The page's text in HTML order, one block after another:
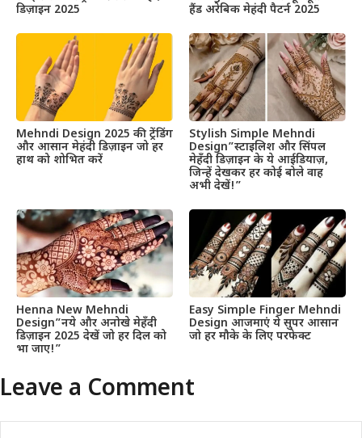
डिज़ाइन 2025
हैंड अरेबिक मेहंदी पैटर्न 2025
Mehndi Design 2025 की ट्रेंडिंग
और आसान मेहंदी डिज़ाइन जो हर
हाथ को शोभित करें
Stylish Simple Mehndi
Design”स्टाइलिश और सिंपल
मेहँदी डिज़ाइन के ये आईडियाज़,
जिन्हें देखकर हर कोई बोले वाह
अभी देखें!”
Henna New Mehndi
Design”नये और अनोखे मेहँदी
डिज़ाइन 2025 देखें जो हर दिल को
भा जाए!”
Easy Simple Finger Mehndi
Design आजमाएं ये सुपर आसान
जो हर मौके के लिए परफेक्ट
Leave a Comment